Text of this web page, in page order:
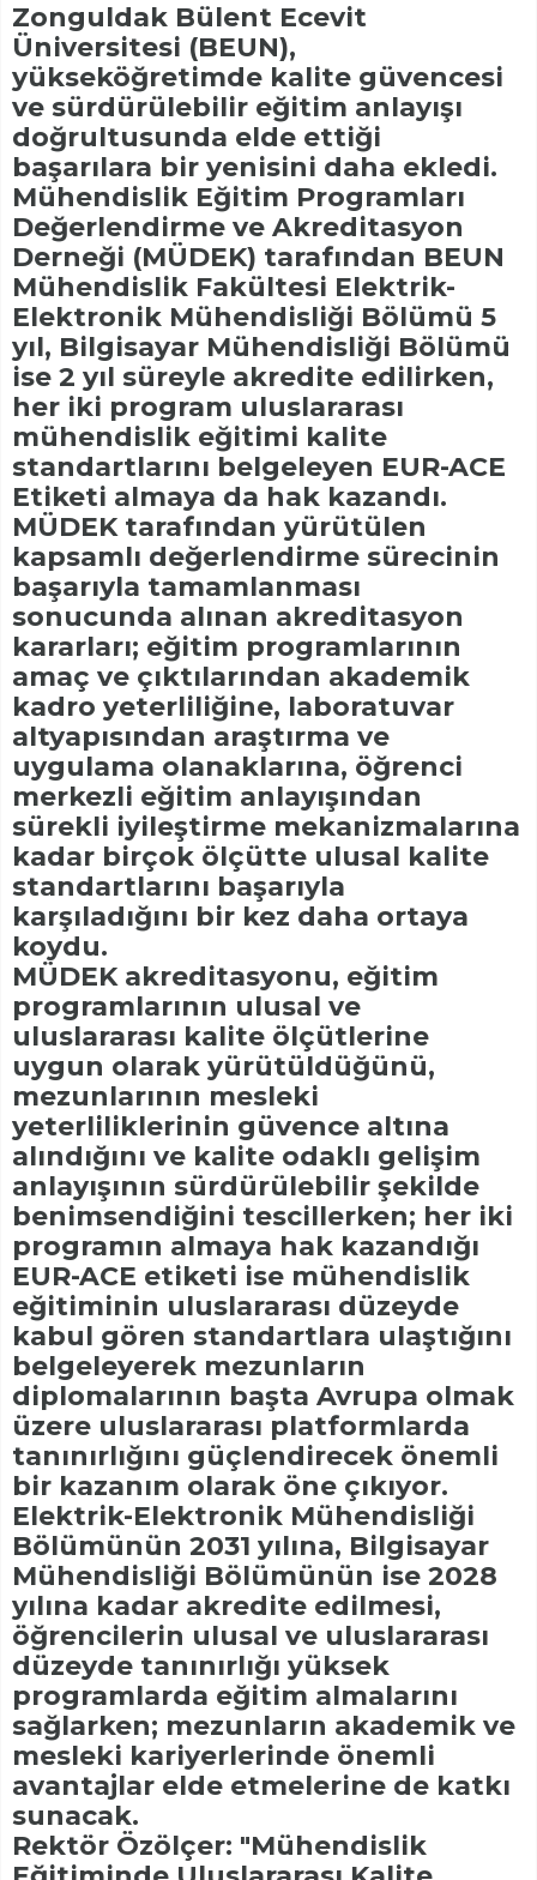
Zonguldak Bülent Ecevit
Üniversitesi (BEUN),
yükseköğretimde kalite güvencesi
ve sürdürülebilir eğitim anlayışı
doğrultusunda elde ettiği
başarılara bir yenisini daha ekledi.
Mühendislik Eğitim Programları
Değerlendirme ve Akreditasyon
Derneği (MÜDEK) tarafından BEUN
Mühendislik Fakültesi Elektrik-
Elektronik Mühendisliği Bölümü 5
yıl, Bilgisayar Mühendisliği Bölümü
ise 2 yıl süreyle akredite edilirken,
her iki program uluslararası
mühendislik eğitimi kalite
standartlarını belgeleyen EUR-ACE
Etiketi almaya da hak kazandı.
MÜDEK tarafından yürütülen
kapsamlı değerlendirme sürecinin
başarıyla tamamlanması
sonucunda alınan akreditasyon
kararları; eğitim programlarının
amaç ve çıktılarından akademik
kadro yeterliliğine, laboratuvar
altyapısından araştırma ve
uygulama olanaklarına, öğrenci
merkezli eğitim anlayışından
sürekli iyileştirme mekanizmalarına
kadar birçok ölçütte ulusal kalite
standartlarını başarıyla
karşıladığını bir kez daha ortaya
koydu.
MÜDEK akreditasyonu, eğitim
programlarının ulusal ve
uluslararası kalite ölçütlerine
uygun olarak yürütüldüğünü,
mezunlarının mesleki
yeterliliklerinin güvence altına
alındığını ve kalite odaklı gelişim
anlayışının sürdürülebilir şekilde
benimsendiğini tescillerken; her iki
programın almaya hak kazandığı
EUR-ACE etiketi ise mühendislik
eğitiminin uluslararası düzeyde
kabul gören standartlara ulaştığını
belgeleyerek mezunların
diplomalarının başta Avrupa olmak
üzere uluslararası platformlarda
tanınırlığını güçlendirecek önemli
bir kazanım olarak öne çıkıyor.
Elektrik-Elektronik Mühendisliği
Bölümünün 2031 yılına, Bilgisayar
Mühendisliği Bölümünün ise 2028
yılına kadar akredite edilmesi,
öğrencilerin ulusal ve uluslararası
düzeyde tanınırlığı yüksek
programlarda eğitim almalarını
sağlarken; mezunların akademik ve
mesleki kariyerlerinde önemli
avantajlar elde etmelerine de katkı
sunacak.
Rektör Özölçer: "Mühendislik